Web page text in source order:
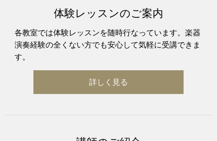
体験レッスンのご案内
各教室では体験レッスンを随時行なっています。楽器
演奏経験の全くない方でも安心して気軽に受講できま
す。
詳しく見る